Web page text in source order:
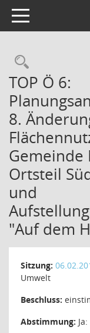
Toggle navigation
TOP Ö 6:
8.
Ortsteil
und
"Auf dem
Sitzung:
Umwelt
Beschluss:
Abstimmung: